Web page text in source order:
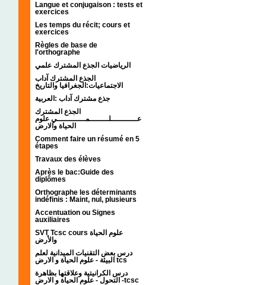
Langue et conjugaison : tests et
exercices
Les temps du récit; cours et
exercices
Règles de base de
l'orthographe
الرياضيات الجذع المشترك علمي
الجذع المشترك آداب
الاجتماعيات:الجغرافيا والتاريخ
جذع مشترك آداب :العربية
الجذع المشترك
عـــــــــــلــــــــمــــــــــــي علوم
الحياة والارض
Comment faire un résumé en 5
étapes
Travaux des élèves
Après le bac:Guide des
diplômes
Orthographe les déterminants
indéfinis : Maint, nul, plusieurs
Accentuation ou Signes
auxiliaires
SVT Tcsc cours علوم الحياة
والأرض
درس بعض التقنيات الميدانية لعلم
البيئة - علوم الحياة و الارض tcs
درس الكرانيتية وعلاقتها بظاهرة
التحول - علوم الحياة و الارض -tcsc